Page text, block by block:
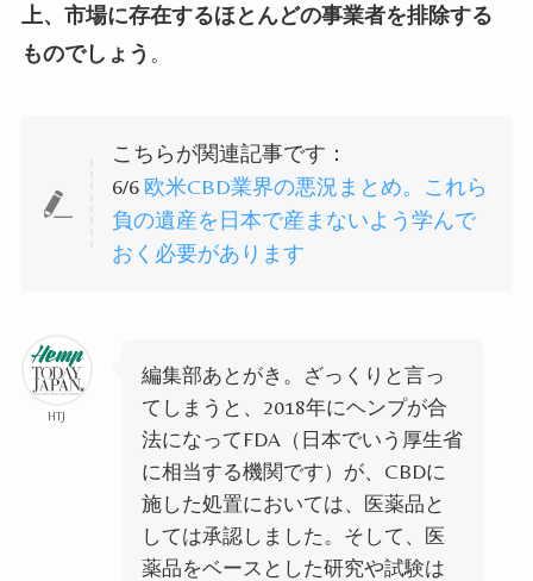
上、市場に存在するほとんどの事業者を排除する
ものでしょう 。
こちらが関連記事です：
6/6 欧米CBD業界の悪況まとめ。これら
負の遺産を日本で産まないよう学んで
おく必要があります
HTJ
編集部あとがき。
ざっくりと言っ
てしまうと、2018年にヘンプが合
法になってFDA（日本でいう厚生省
に相当する機関です）が、CBDに
施した処置においては、医薬品と
しては承認しました。そして、医
薬品をベースとした研究や試験は